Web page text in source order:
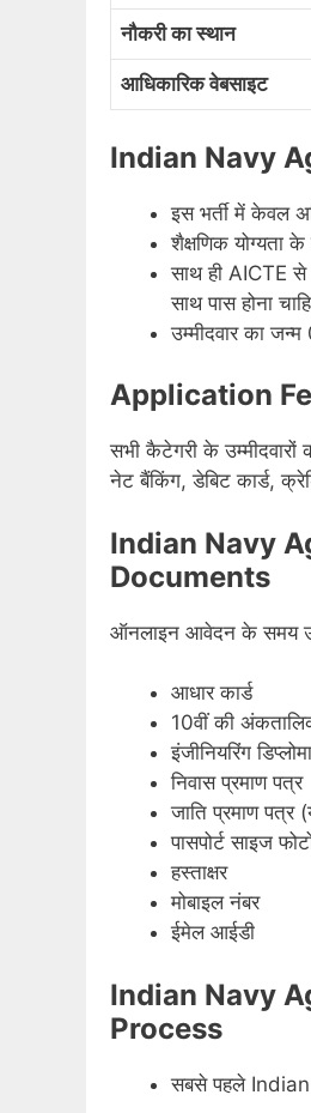
नौकरी का स्थान
आधिकारिक वेबसाइट
Indian Navy
इस भर्ती में केवल
शैक्षणिक योग्यता
साथ ही AICTE से
साथ पास होना
उम्मीदवार का
Application
सभी कैटेगरी के
नेट बैंकिंग, डेबिट कार्ड,
Indian Navy
Documents
ऑनलाइन आवेदन के समय
आधार कार्ड
10वीं की
इंजीनियरिंग
निवास प्रमाण पत्र
जाति प्रमाण पत्र
पासपोर्ट साइज
हस्ताक्षर
मोबाइल नंबर
ईमेल आईडी
Indian Navy
Process
सबसे पहले